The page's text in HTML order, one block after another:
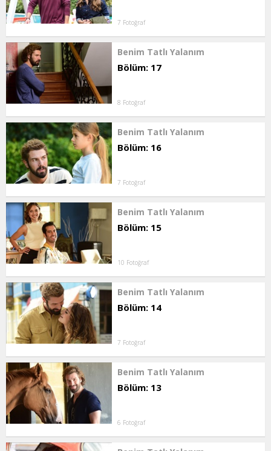
7 Fotoğraf
Benim Tatlı Yalanım
Bölüm: 17
8 Fotoğraf
Benim Tatlı Yalanım
Bölüm: 16
7 Fotoğraf
Benim Tatlı Yalanım
Bölüm: 15
10 Fotoğraf
Benim Tatlı Yalanım
Bölüm: 14
7 Fotoğraf
Benim Tatlı Yalanım
Bölüm: 13
6 Fotoğraf